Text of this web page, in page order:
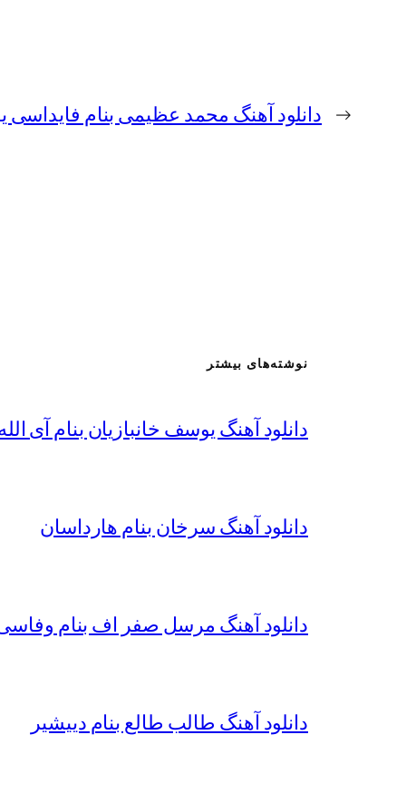
← دانلود آهنگ محمد عظیمی بنام فایداسی
نوشته‌های بیشتر
دانلود آهنگ یوسف خانبازیان بنام آی
دانلود آهنگ سرخان بنام هارداسان
دانلود آهنگ مرسل صفر اف بنام
دانلود آهنگ طالب طالع بنام دییشیر